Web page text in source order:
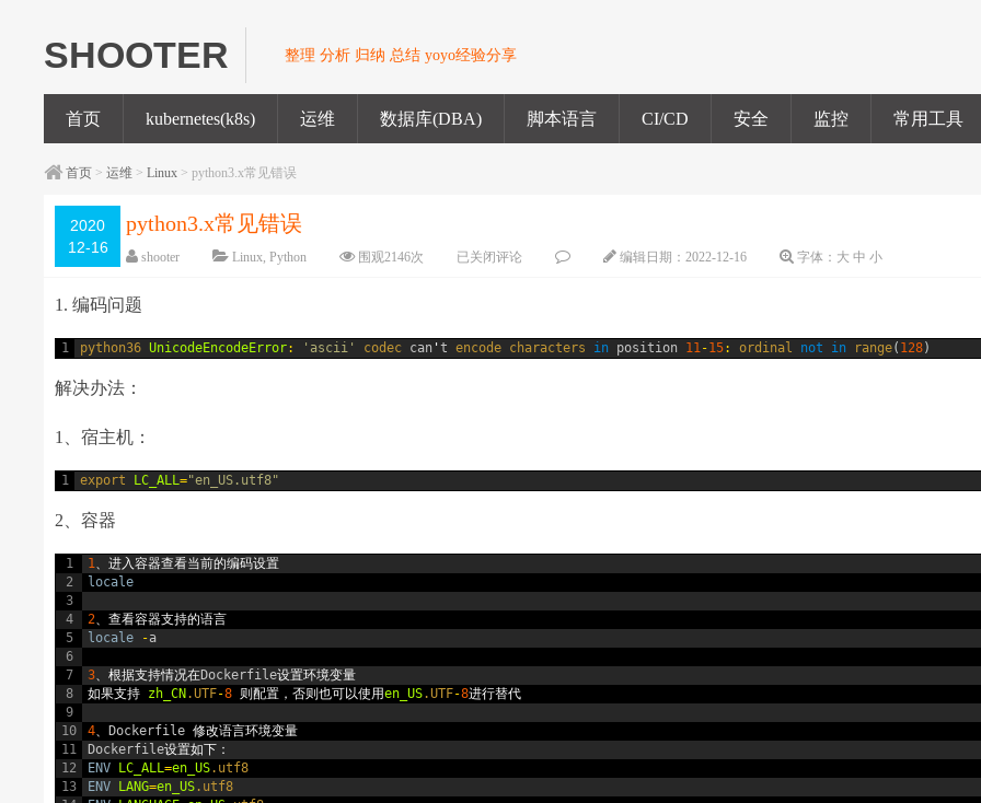
SHOOTER 整理 分析 归纳 总结 yoyo经验分享
首页 kubernetes(k8s) 运维 数据库(DBA) 脚本语言 CI/CD 安全 监控 常用工具
首页 >运维 >Linux > python3.x常见错误
2020
12-16
python3.x常见错误
shooter Linux,Python 围观2146次 已关闭评论 编辑日期：2022-12-16 字体： 大 中 小
1. 编码问题
1 python36 UnicodeEncodeError: 'ascii' codec can 't encode characters in position 11-15: ordinal not in range( 128)
解决办法：
1、宿主机：
1 export LC_ALL="en_US.utf8"
2、容器
1
2
3
4
5
6
7
8
9
10
11
12
13
1、进入容器查看当前的编码设置
locale
2、查看容器支持的语言
locale
-a
3、根据支持情况在Dockerfile设置环境变量
如果支持 zh_CN .UTF-8 则配置，否则也可以使用en_US.UTF-8进行替代
4、 Dockerfile 修改语言环境变量
Dockerfile设置如下：
ENV
LC_ALL=en_US.utf8
ENV
LANG=en_US .utf8